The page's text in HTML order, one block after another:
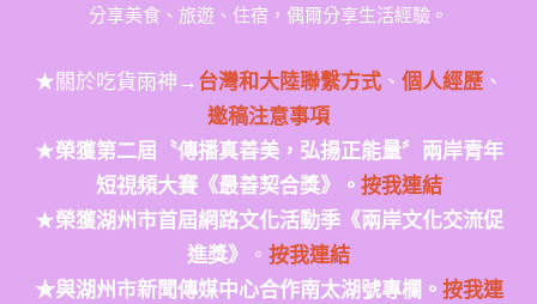
分享美食、旅遊、住宿，偶爾分享生活經驗。
★關於吃貨雨神→台灣和大陸聯繫方式、 個人經歷、
邀稿注意事項
★榮獲第二屆〝傳播真善美，弘揚正能量〞兩岸青年
短視頻大賽《最善契合獎》。 按我連結
★榮獲湖州市首屆網路文化活動季《兩岸文化交流促
進獎》
。 按我連結
★與湖州市新聞傳媒中心合作南太湖號專欄。 按我連